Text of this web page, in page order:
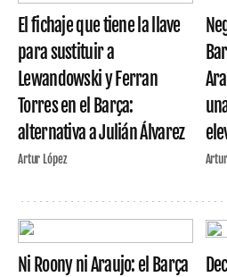
El fichaje que tiene la llave
para sustituir a
Lewandowski y Ferran
Torres en el Barça:
alternativa a Julián Álvarez
Artur López
Ni Roony ni Araujo: el Barça